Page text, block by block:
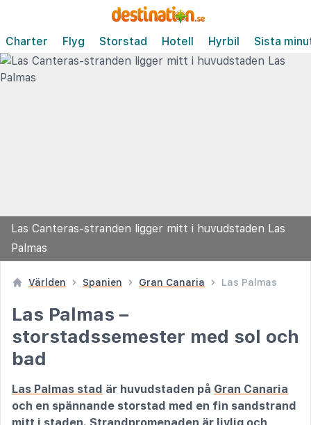
Charter Flyg Storstad Hotell Hyrbil Sista
Las Canteras-stranden ligger mitt i huvudstaden Las
Palmas
Världen Spanien Gran Canaria Las Palmas
Las Palmas –
storstadssemester med sol och
bad
Las Palmas stad är huvudstaden på Gran Canaria
och en spännande storstad med en fin sandstrand
mitt i staden. Strandpromenaden är livlig och